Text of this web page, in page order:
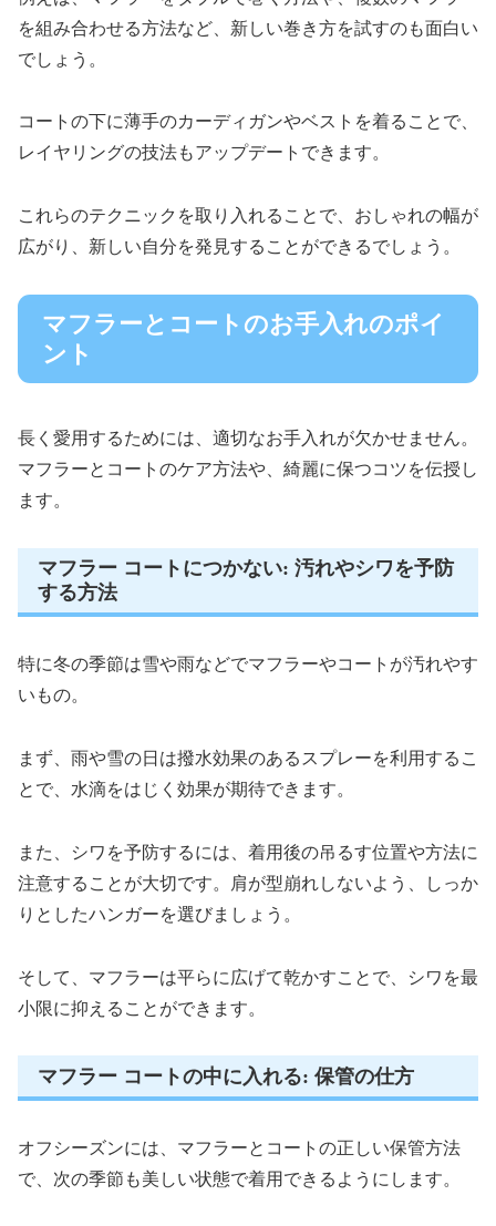
を組み合わせる方法など、新しい巻き方を試すのも面白い
でしょう。
コートの下に薄手のカーディガンやベストを着ることで、
レイヤリングの技法もアップデートできます。
これらのテクニックを取り入れることで、おしゃれの幅が
広がり、新しい自分を発見することができるでしょう。
マフラーとコートのお手入れのポイ
ント
長く愛用するためには、適切なお手入れが欠かせません。
マフラーとコートのケア方法や、綺麗に保つコツを伝授し
ます。
マフラー コートにつかない: 汚れやシワを予防
する方法
特に冬の季節は雪や雨などでマフラーやコートが汚れやす
いもの。
まず、雨や雪の日は撥水効果のあるスプレーを利用するこ
とで、水滴をはじく効果が期待できます。
また、シワを予防するには、着用後の吊るす位置や方法に
注意することが大切です。肩が型崩れしないよう、しっか
りとしたハンガーを選びましょう。
そして、マフラーは平らに広げて乾かすことで、シワを最
小限に抑えることができます。
マフラー コートの中に入れる: 保管の仕方
オフシーズンには、マフラーとコートの正しい保管方法
で、次の季節も美しい状態で着用できるようにします。